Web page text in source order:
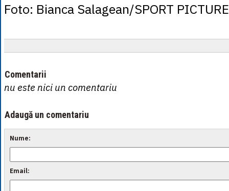
Foto: Bianca Salagean/SPORT
Comentarii
nu este nici un comentariu
Adaugă un comentariu
Nume:
Email: